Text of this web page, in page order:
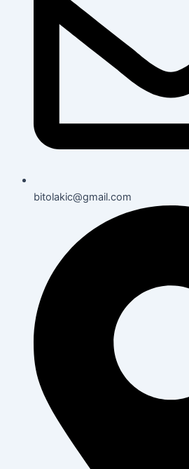
bitolakic@gmail.com